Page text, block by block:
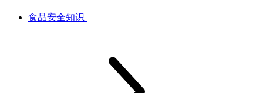
食品安全知识